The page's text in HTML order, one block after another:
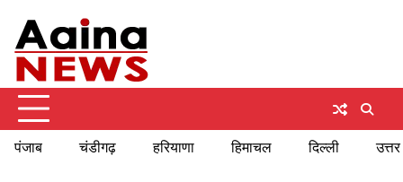
content
पंजाब चंडीगढ़ हरियाणा हिमाचल दिल्ली